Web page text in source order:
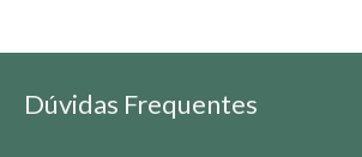
Dúvidas Frequentes